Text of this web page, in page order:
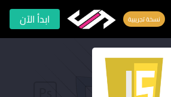
نسخة تجريبية ابدأ الآن